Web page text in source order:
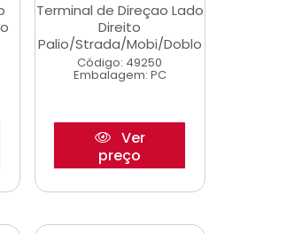
Terminal de Direçao Lado
Direito
Palio/Strada/Mobi/Doblo
Código: 49250
Embalagem: PC
Ver
preço